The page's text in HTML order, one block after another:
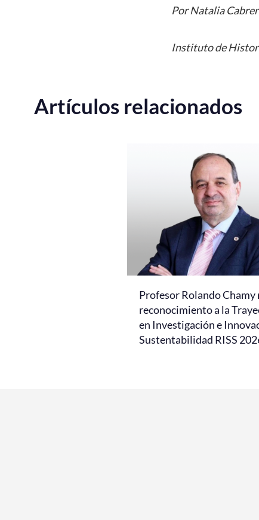
Por Natalia
Instituto de
Artículos relacionados
Profesor Rolando Chamy
reconocimiento a la
en Investigación e
Sustentabilidad RISS